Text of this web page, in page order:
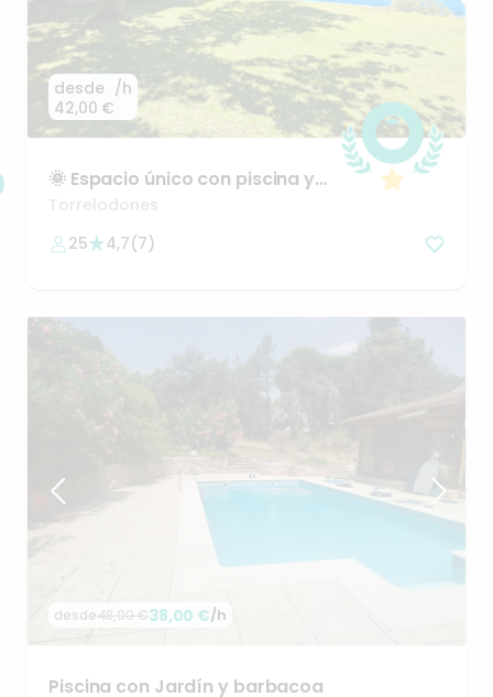
desde
42,00 €
/h
🌞 Espacio único con piscina y
confort total
Torrelodones
25
4,7(7)
desde48,00 €38,00 €/h
Piscina con Jardín y barbacoa